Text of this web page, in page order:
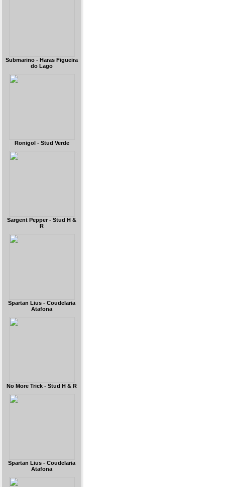
Submarino - Haras Figueira
do Lago
Ronigol - Stud Verde
Sargent Pepper - Stud H &
R
Spartan Lius - Coudelaria
Atafona
No More Trick - Stud H & R
Spartan Lius - Coudelaria
Atafona